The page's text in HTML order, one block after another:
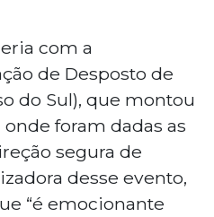
com a
de Desposto de
do Sul), que montou
foram dadas as
segura de
desse evento,
“é emocionante